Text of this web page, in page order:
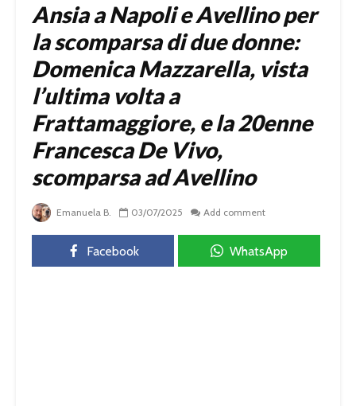
Ansia a Napoli e Avellino per
la scomparsa di due donne:
Domenica Mazzarella, vista
l’ultima volta a
Frattamaggiore, e la 20enne
Francesca De Vivo,
scomparsa ad Avellino
Emanuela B. 03/07/2025 Add comment
Facebook WhatsApp